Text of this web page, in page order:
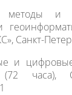
методы и
Санкт-
и
(72 часа),